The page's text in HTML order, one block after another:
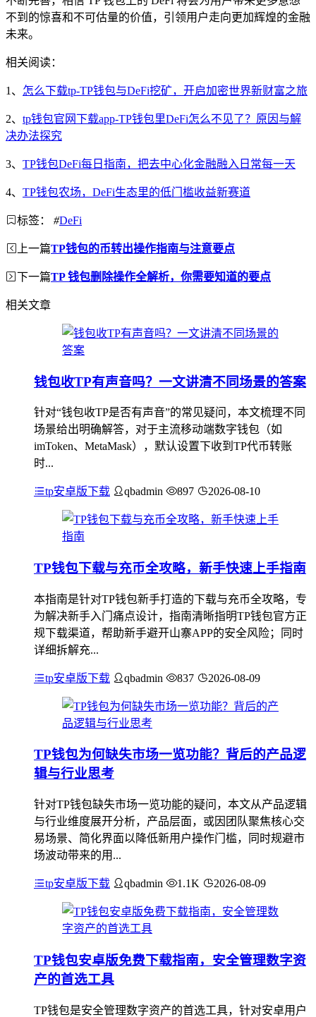
不到的惊喜和不可估量的价值，引领用户走向更加辉煌的金融
未来。
相关阅读：
1、 怎么下载tp-TP钱包与DeFi挖矿，开启加密世界新财富之旅
2、 tp钱包官网下载app-TP钱包里DeFi怎么不见了？原因与解
决办法探究
3、 TP钱包DeFi每日指南，把去中心化金融融入日常每一天
4、 TP钱包农场，DeFi生态里的低门槛收益新赛道
标签： #DeFi
上一篇TP钱包的币转出操作指南与注意要点
下一篇TP 钱包删除操作全解析，你需要知道的要点
相关文章
钱包收TP有声音吗？一文讲清不同场景的答案
针对“钱包收TP是否有声音”的常见疑问，本文梳理不同
场景给出明确解答，对于主流移动端数字钱包（如
imToken、MetaMask），默认设置下收到TP代币转账
时...
tp安卓版下载 qbadmin 897 2026-08-10
TP钱包下载与充币全攻略，新手快速上手指南
本指南是针对TP钱包新手打造的下载与充币全攻略，专
为解决新手入门痛点设计，指南清晰指明TP钱包官方正
规下载渠道，帮助新手避开山寨APP的安全风险；同时
详细拆解充...
tp安卓版下载 qbadmin 837 2026-08-09
TP钱包为何缺失市场一览功能？背后的产品逻
辑与行业思考
针对TP钱包缺失市场一览功能的疑问，本文从产品逻辑
与行业维度展开分析，产品层面，或因团队聚焦核心交
易场景、简化界面以降低新用户操作门槛，同时规避市
场波动带来的用...
tp安卓版下载 qbadmin 1.1K 2026-08-09
TP钱包安卓版免费下载指南，安全管理数字资
产的首选工具
TP钱包是安全管理数字资产的首选工具，针对安卓用户